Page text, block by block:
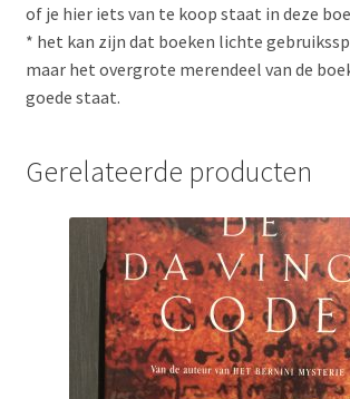
of je hier iets van te koop staat in deze
* het kan zijn dat boeken lichte
maar het overgrote merendeel van de
goede staat.
Gerelateerde producten